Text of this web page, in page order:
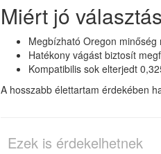
Miért jó
Megbízható Oregon
Hatékony vágást biztosít
Kompatibilis sok elterjedt
A hosszabb élettartam érdekében
Ezek is érdekelhetnek